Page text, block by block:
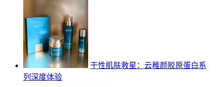
干性肌肤救星：云稚颜胶原蛋白系
列深度体验